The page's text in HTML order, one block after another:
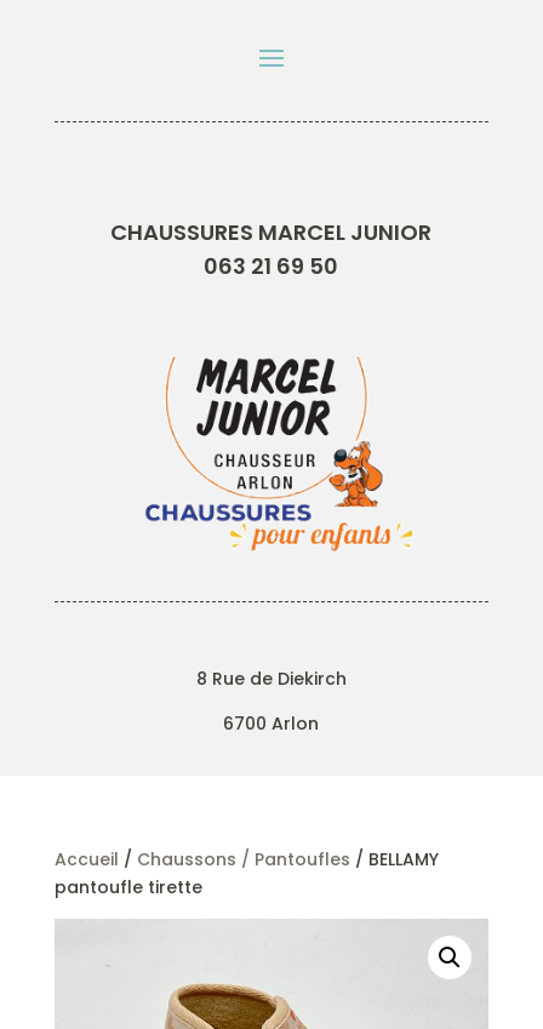
CHAUSSURES MARCEL JUNIOR
063 21 69 50
8 Rue de Diekirch
6700 Arlon
Accueil / Chaussons / Pantoufles / BELLAMY
pantoufle tirette